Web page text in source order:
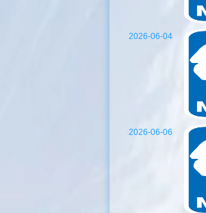
2026-06-04
2026-06-06